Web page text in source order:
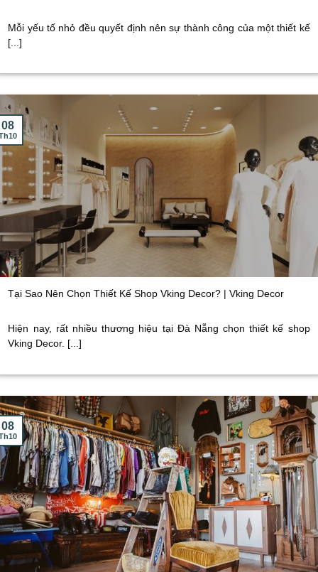
Mỗi yếu tố nhỏ đều quyết định nên sự thành công của một thiết kế
[...]
Tại Sao Nên Chọn Thiết Kế Shop Vking Decor? | Vking Decor
Hiện nay, rất nhiều thương hiệu tại Đà Nẵng chọn thiết kế shop
Vking Decor. [...]
08
08